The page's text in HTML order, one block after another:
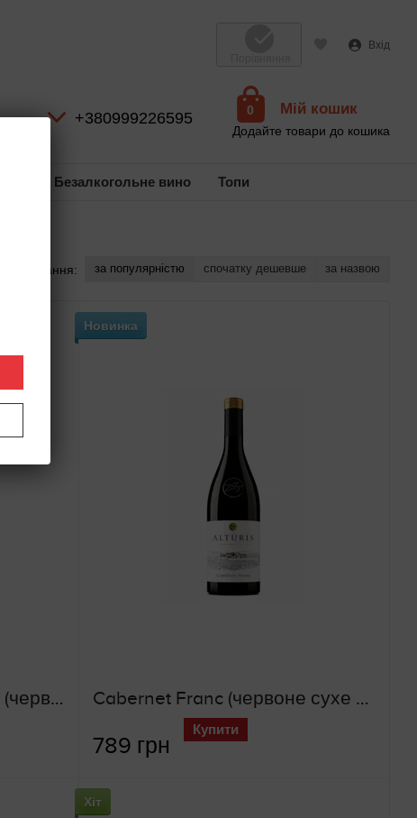
Вхід
+380999226595 0 Мій кошик
Додайте товари до кошика
Безалкогольне вино Топи
Сортування: за популярністю спочатку дешевше за назвою
Valpolicella Ripasso DOC (червоне сухе вино)
Новинка
Cabernet Franc (червоне сухе вино)
789 грн
Купити
Хіт